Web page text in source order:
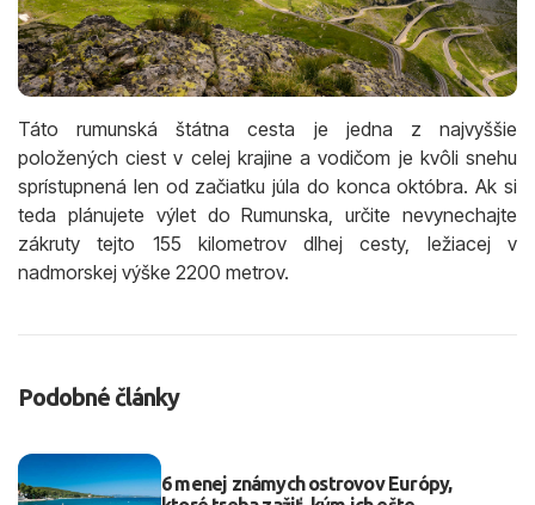
Táto rumunská štátna cesta je jedna z najvyššie
položených ciest v celej krajine a vodičom je kvôli snehu
sprístupnená len od začiatku júla do konca októbra. Ak si
teda plánujete výlet do Rumunska, určite nevynechajte
zákruty tejto 155 kilometrov dlhej cesty, ležiacej v
nadmorskej výške 2200 metrov.
Podobné články
6 menej známych ostrovov Európy,